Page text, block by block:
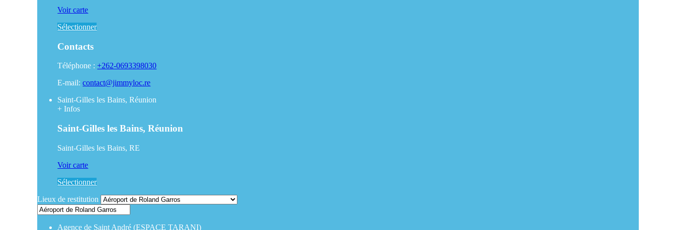
Voir carte
Sélectionner
Contacts
Téléphone :+262-0693398030
E-mail:contact@jimmyloc.re
Saint-Gilles les Bains, Réunion
+ Infos
Saint-Gilles les Bains, Réunion
Saint-Gilles les Bains, RE
Voir carte
Sélectionner
Lieux de restitution
Agence de Saint André (ESPACE TARANI)